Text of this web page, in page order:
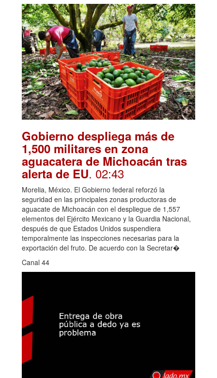
Gobierno despliega más de
1,500 militares en zona
aguacatera de Michoacán tras
alerta de EU. 02:43
Morelia, México. El Gobierno federal reforzó la
seguridad en las principales zonas productoras de
aguacate de Michoacán con el despliegue de 1,557
elementos del Ejército Mexicano y la Guardia Nacional,
después de que Estados Unidos suspendiera
temporalmente las inspecciones necesarias para la
exportación del fruto. De acuerdo con la Secretar�
Canal 44